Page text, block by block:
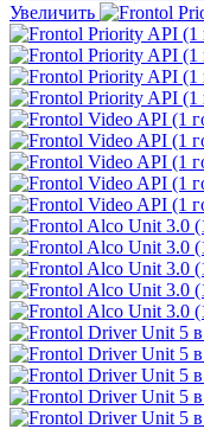
Увеличить